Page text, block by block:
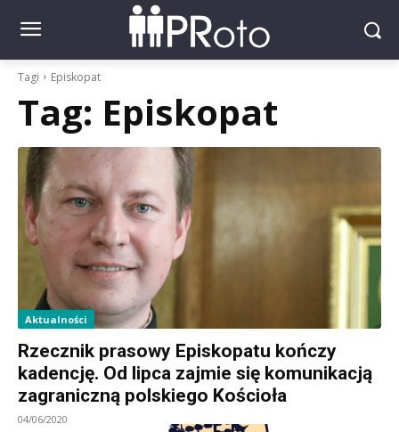
Tagi Episkopat
Tag: Episkopat
Aktualności
Rzecznik prasowy Episkopatu kończy
kadencję. Od lipca zajmie się komunikacją
zagraniczną polskiego Kościoła
04/06/2020